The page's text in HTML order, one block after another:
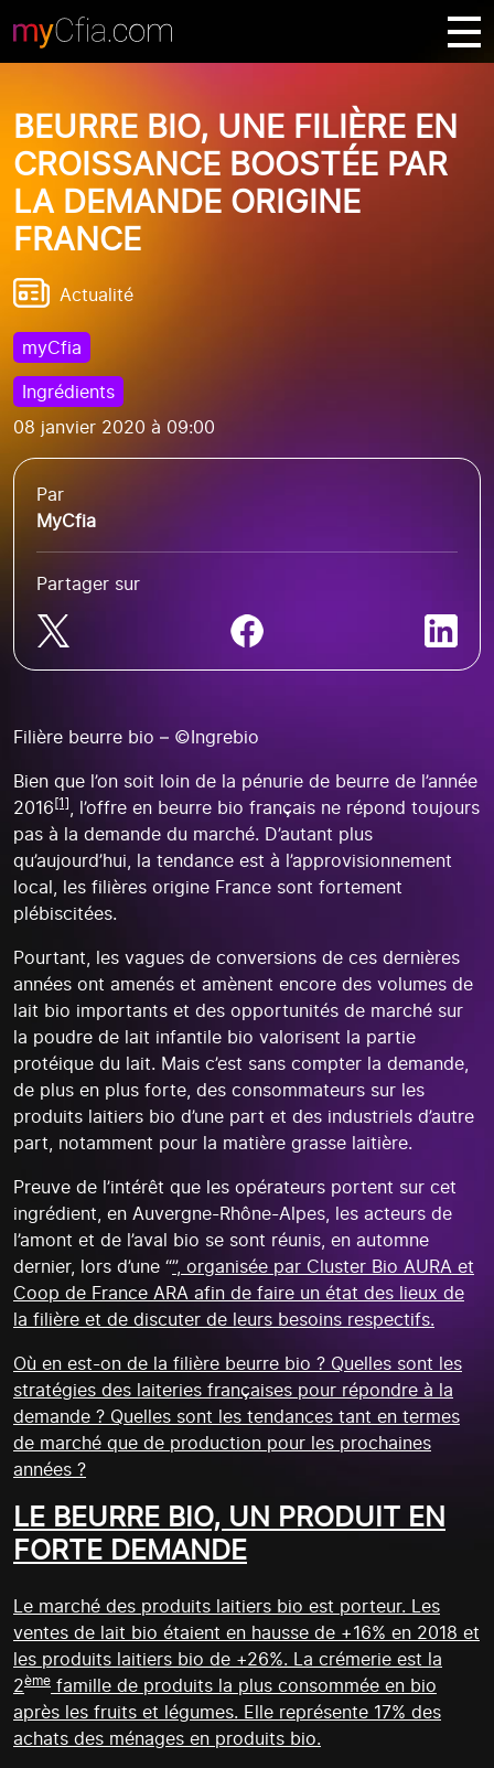
BEURRE BIO, UNE FILIÈRE EN
CROISSANCE BOOSTÉE PAR
LA DEMANDE ORIGINE
FRANCE
Actualité
myCfia
Ingrédients
08 janvier 2020 à 09:00
Par
MyCfia
Partager sur
Filière beurre bio – ©Ingrebio
Bien que l’on soit loin de la pénurie de beurre de l’année
2016[1], l’offre en beurre bio français ne répond toujours
pas à la demande du marché. D’autant plus
qu’aujourd’hui, la tendance est à l’approvisionnement
local, les filières origine France sont fortement
plébiscitées.
Pourtant, les vagues de conversions de ces dernières
années ont amenés et amènent encore des volumes de
lait bio importants et des opportunités de marché sur
la poudre de lait infantile bio valorisent la partie
protéique du lait. Mais c’est sans compter la demande,
de plus en plus forte, des consommateurs sur les
produits laitiers bio d’une part et des industriels d’autre
part, notamment pour la matière grasse laitière.
Preuve de l’intérêt que les opérateurs portent sur cet
ingrédient, en Auvergne-Rhône-Alpes, les acteurs de
l’amont et de l’aval bio se sont réunis, en automne
dernier, lors d’une “”, organisée par Cluster Bio AURA et
Coop de France ARA afin de faire un état des lieux de
la filière et de discuter de leurs besoins respectifs.
Où en est-on de la filière beurre bio ? Quelles sont les
stratégies des laiteries françaises pour répondre à la
demande ? Quelles sont les tendances tant en termes
de marché que de production pour les prochaines
années ?
LE BEURRE BIO, UN PRODUIT EN
FORTE DEMANDE
Le marché des produits laitiers bio est porteur. Les
ventes de lait bio étaient en hausse de +16% en 2018 et
les produits laitiers bio de +26%. La crémerie est la
2ème famille de produits la plus consommée en bio
après les fruits et légumes. Elle représente 17% des
achats des ménages en produits bio.